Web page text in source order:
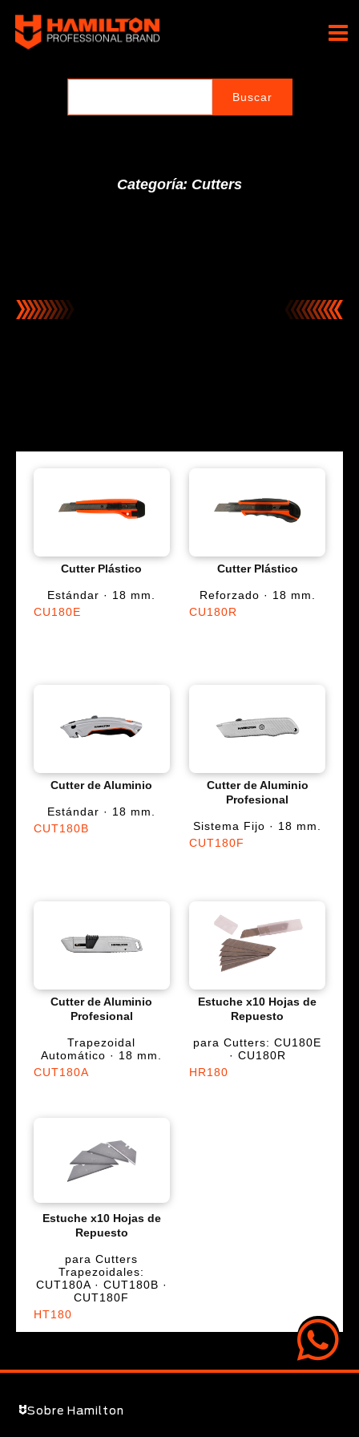
contenido
Categoría: Cutters
Cutter Plástico
Estándar · 18 mm.
CU180E
Cutter Plástico
Reforzado · 18 mm.
CU180R
Cutter de Aluminio
Estándar · 18 mm.
CUT180B
Cutter de Aluminio
Profesional
Sistema Fijo · 18 mm.
CUT180F
Cutter de Aluminio
Profesional
Trapezoidal
Automático · 18 mm.
CUT180A
Estuche x10 Hojas de
Repuesto
para Cutters: CU180E
· CU180R
HR180
Estuche x10 Hojas de
Repuesto
para Cutters
Trapezoidales:
CUT180A · CUT180B ·
CUT180F
HT180
Sobre Hamilton